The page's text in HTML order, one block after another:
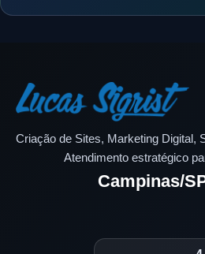
Criação de Sites, Marketing Digital,
Atendimento estratégico
Campinas/